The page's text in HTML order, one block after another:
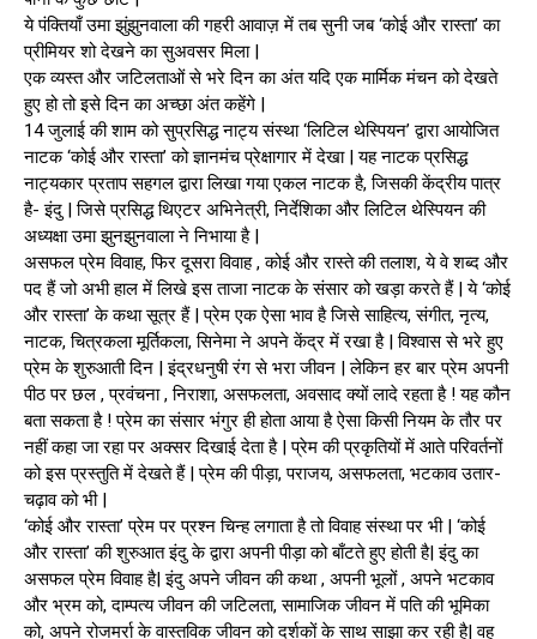
ये पंक्तियाँ उमा झुंझुनवाला की गहरी आवाज़ में तब सुनी जब ‘कोई और रास्ता’ का
प्रीमियर शो देखने का सुअवसर मिला |
एक व्यस्त और जटिलताओं से भरे दिन का अंत यदि एक मार्मिक मंचन को देखते
हुए हो तो इसे दिन का अच्छा अंत कहेंगे |
14 जुलाई की शाम को सुप्रसिद्ध नाट्य संस्था ‘लिटिल थेस्पियन’ द्वारा आयोजित
नाटक ‘कोई और रास्ता’ को ज्ञानमंच प्रेक्षागार में देखा | यह नाटक प्रसिद्ध
नाट्यकार प्रताप सहगल द्वारा लिखा गया एकल नाटक है, जिसकी केंद्रीय पात्र
है- इंदु | जिसे प्रसिद्ध थिएटर अभिनेत्री, निर्देशिका और लिटिल थेस्पियन की
अध्यक्षा उमा झुनझुनवाला ने निभाया है |
असफल प्रेम विवाह, फिर दूसरा विवाह , कोई और रास्ते की तलाश, ये वे शब्द और
पद हैं जो अभी हाल में लिखे इस ताजा नाटक के संसार को खड़ा करते हैं | ये ‘कोई
और रास्ता’ के कथा सूत्र हैं | प्रेम एक ऐसा भाव है जिसे साहित्य, संगीत, नृत्य,
नाटक, चित्रकला मूर्तिकला, सिनेमा ने अपने केंद्र में रखा है | विश्वास से भरे हुए
प्रेम के शुरुआती दिन | इंद्रधनुषी रंग से भरा जीवन | लेकिन हर बार प्रेम अपनी
पीठ पर छल , प्रवंचना , निराशा, असफलता, अवसाद क्यों लादे रहता है ! यह कौन
बता सकता है ! प्रेम का संसार भंगुर ही होता आया है ऐसा किसी नियम के तौर पर
नहीं कहा जा रहा पर अक्सर दिखाई देता है | प्रेम की प्रकृतियों में आते परिवर्तनों
को इस प्रस्तुति में देखते हैं | प्रेम की पीड़ा, पराजय, असफलता, भटकाव उतार-
चढ़ाव को भी |
‘कोई और रास्ता’ प्रेम पर प्रश्न चिन्ह लगाता है तो विवाह संस्था पर भी | ‘कोई
और रास्ता’ की शुरुआत इंदु के द्वारा अपनी पीड़ा को बाँटते हुए होती है| इंदु का
असफल प्रेम विवाह है| इंदु अपने जीवन की कथा , अपनी भूलों , अपने भटकाव
और भ्रम को, दाम्पत्य जीवन की जटिलता, सामाजिक जीवन में पति की भूमिका
को, अपने रोजमर्रा के वास्तविक जीवन को दर्शकों के साथ साझा कर रही है| वह